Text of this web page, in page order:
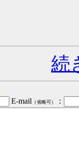
続
E-mail （省略可） ：